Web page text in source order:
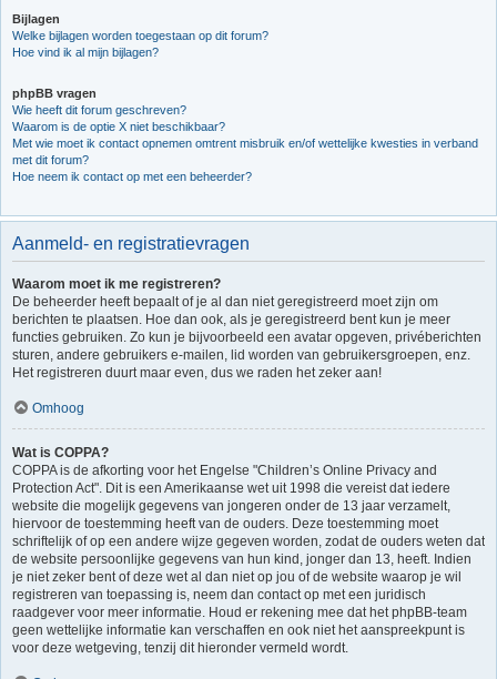
Bijlagen
Welke bijlagen worden toegestaan op dit forum?
Hoe vind ik al mijn bijlagen?
phpBB vragen
Wie heeft dit forum geschreven?
Waarom is de optie X niet beschikbaar?
Met wie moet ik contact opnemen omtrent misbruik en/of wettelijke kwesties in verband
met dit forum?
Hoe neem ik contact op met een beheerder?
Aanmeld- en registratievragen
Waarom moet ik me registreren?
De beheerder heeft bepaalt of je al dan niet geregistreerd moet zijn om
berichten te plaatsen. Hoe dan ook, als je geregistreerd bent kun je meer
functies gebruiken. Zo kun je bijvoorbeeld een avatar opgeven, privéberichten
sturen, andere gebruikers e-mailen, lid worden van gebruikersgroepen, enz.
Het registreren duurt maar even, dus we raden het zeker aan!
Omhoog
Wat is COPPA?
COPPA is de afkorting voor het Engelse "Children’s Online Privacy and
Protection Act". Dit is een Amerikaanse wet uit 1998 die vereist dat iedere
website die mogelijk gegevens van jongeren onder de 13 jaar verzamelt,
hiervoor de toestemming heeft van de ouders. Deze toestemming moet
schriftelijk of op een andere wijze gegeven worden, zodat de ouders weten dat
de website persoonlijke gegevens van hun kind, jonger dan 13, heeft. Indien
je niet zeker bent of deze wet al dan niet op jou of de website waarop je wil
registreren van toepassing is, neem dan contact op met een juridisch
raadgever voor meer informatie. Houd er rekening mee dat het phpBB-team
geen wettelijke informatie kan verschaffen en ook niet het aanspreekpunt is
voor deze wetgeving, tenzij dit hieronder vermeld wordt.